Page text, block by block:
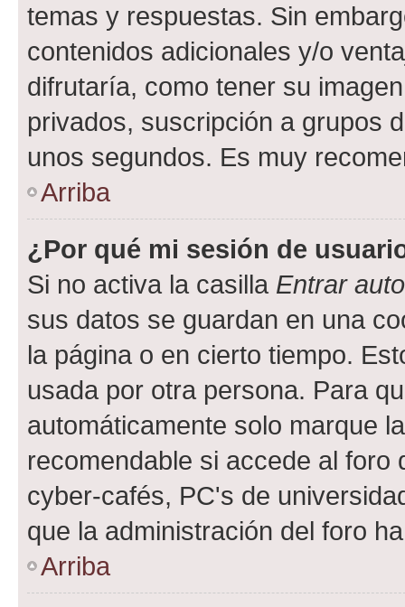
temas y respuestas. Sin
contenidos adicionales y/o
difrutaría, como tener su
privados, suscripción a grupos
unos segundos. Es muy
Arriba
¿Por qué mi sesión de
Si no activa la casilla Entrar
sus datos se guardan en una
la página o en cierto tiempo.
usada por otra persona. Para
automáticamente solo marque
recomendable si accede al foro
cyber-cafés, PC's de
que la administración del foro
Arriba